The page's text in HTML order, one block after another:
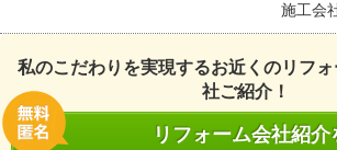
施工会
私のこだわりを実現するお近くのリフ
社ご紹介！
リフォーム会社紹介